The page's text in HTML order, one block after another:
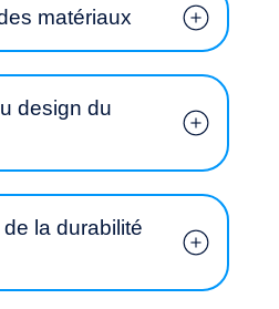
matériaux
design du
de la durabilité